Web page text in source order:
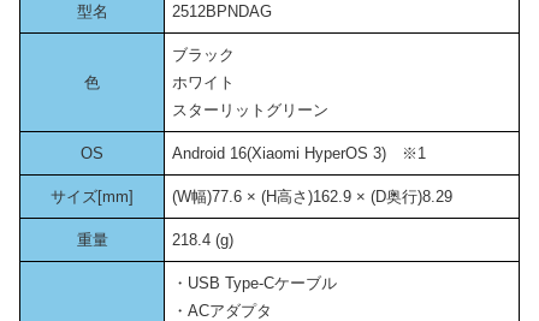
型名 2512BPNDAG
色
ブラック
ホワイト
スターリットグリーン
OS Android 16(Xiaomi HyperOS 3) ※1
サイズ[mm] (W幅)77.6 × (H高さ)162.9 × (D奥行)8.29
重量 218.4 (g)
・USB Type-Cケーブル
・ACアダプタ